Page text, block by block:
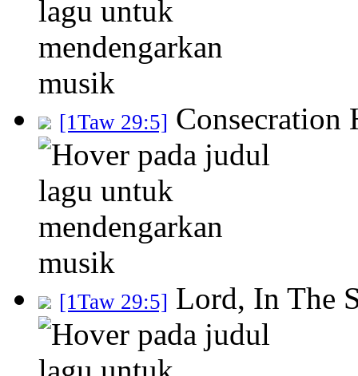
[1Taw 29:5] Consecration
[1Taw 29:5] Lord, In The